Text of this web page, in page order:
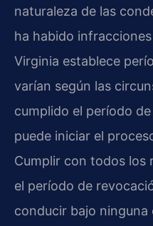
naturaleza de las
ha habido
Virginia establece
varían según las
cumplido el período
puede iniciar el
Cumplir con todos los
el período de
conducir bajo